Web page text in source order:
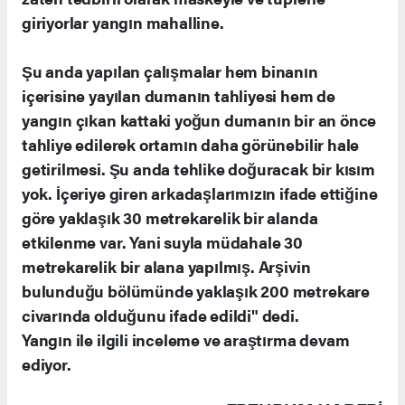
giriyorlar yangın mahalline.
Şu anda yapılan çalışmalar hem binanın
içerisine yayılan dumanın tahliyesi hem de
yangın çıkan kattaki yoğun dumanın bir an önce
tahliye edilerek ortamın daha görünebilir hale
getirilmesi. Şu anda tehlike doğuracak bir kısım
yok. İçeriye giren arkadaşlarımızın ifade ettiğine
göre yaklaşık 30 metrekarelik bir alanda
etkilenme var. Yani suyla müdahale 30
metrekarelik bir alana yapılmış. Arşivin
bulunduğu bölümünde yaklaşık 200 metrekare
civarında olduğunu ifade edildi" dedi.
Yangın ile ilgili inceleme ve araştırma devam
ediyor.